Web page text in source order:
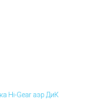
Hi-Gear аэр ДиК